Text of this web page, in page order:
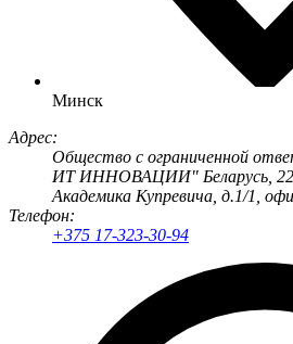
Минск
Адрес:
Общество с ограниченной
ИТ ИННОВАЦИИ" Беларусь,
Академика Купревича, д.1/1,
Телефон:
+375 17-323-30-94